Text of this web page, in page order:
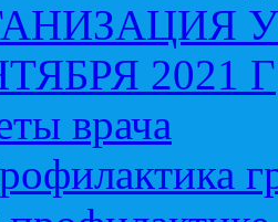
2021 Г
врача